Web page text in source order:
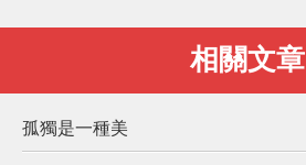
相關文章
孤獨是一種美